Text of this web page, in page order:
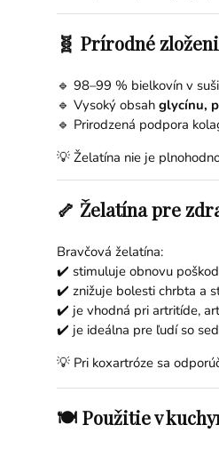
🧬 Prírodné
🔹 98–99 % bielkovín v
🔹 Vysoký obsah glycínu,
🔹 Prirodzená podpora
💡 Želatína nie je
🦴 Želatína pre
Bravčová želatína:
✔️ stimuluje obnovu
✔️ znižuje bolesti chrbta a
✔️ je vhodná pri artritíde,
✔️ je ideálna pre ľudí so
💡 Pri koxartróze sa
🍽️ Použitie v